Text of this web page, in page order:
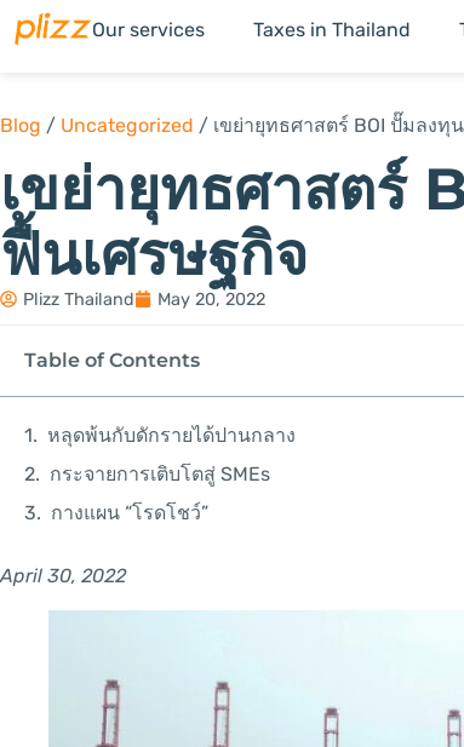
Our services Taxes in Thailand
Blog / Uncategorized / เขย่ายุทธศาสตร์ BOI ปั๊มลง
เขย่ายุทธศาสตร์
ฟื้นเศรษฐกิจ
Plizz Thailand May 20, 2022
Table of Contents
หลุดพ้นกับดักรายได้ปานกลาง
กระจายการเติบโตสู่ SMEs
กางแผน “โรดโชว์”
April 30, 2022